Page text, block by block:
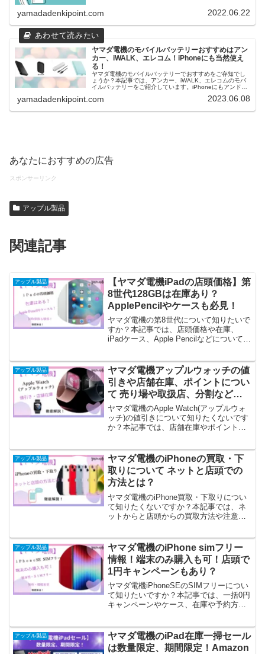
yamadadenkipoint.com 2022.06.22
ヤマダ電機のモバイルバッテリーおすすめはアン
カー、iWALK、エレコム！iPhoneにも当然使え
る！
ヤマダ電機のモバイルバッテリーでおすすめをご存知でし
ょうか？本記事では、アンカー、iWALK、エレコムのモバ
イルバッテリーをご紹介しています。iPhoneにもアンドロ
も参考にしてくださいね！
yamadadenkipoint.com 2023.06.08
あなたにおすすめの広告
スポンサーリンク
アップル製品
関連記事
アップル製品
【ヤマダ電機iPadの店頭価格】第
8世代128GBは在庫あり？
ApplePencilやケースも必見！
ヤマダ電機の第8世代について知りたいで
すか？本記事では、店頭価格や在庫、
iPadケース、Apple Pencilなどについてご
売り切れました」状態が早く解消されれ
ば良いですね。
アップル製品
ヤマダ電機アップルウォッチの値
引きや店舗在庫、ポイントについ
て 売り場や取扱店、分割など徹
底解説！
ヤマダ電機のApple Watch(アップルウォ
ッチ)の値引きについて知りたくないです
か？本記事では、店舗在庫やポイント、
Apple Watch(アップルウォッチ)9～7まで
の在庫はまだありますよ！
アップル製品
ヤマダ電機のiPhoneの買取・下
取りについて ネットと店頭での
方法とは？
ヤマダ電機のiPhone買取・下取りについ
て知りたくないですか？本記事では、ネ
ットからと店頭からの買取方法や注意
や「一括1円」などのキャンペーン、auの
下取りも併せてご覧ください。
アップル製品
ヤマダ電機のiPhone simフリー
情報！端末のみ購入も可！店頭で
1円キャンペーンもあり？
ヤマダ電機iPhoneSEのSIMフリーについ
て知りたいですか？本記事では、一括0円
キャンペーンやケース、在庫や予約方法
アップル製品
ヤマダ電機のiPad在庫一掃セール
は数量限定、期間限定！Amazon